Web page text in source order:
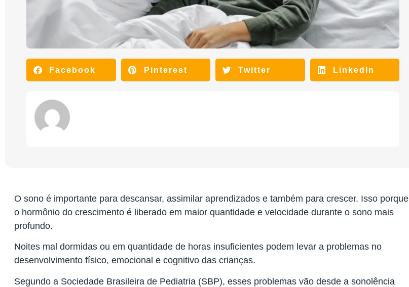
Facebook Pinterest Twitter LinkedIn
O sono é importante para descansar, assimilar aprendizados e também para crescer. Isso porque
o hormônio do crescimento é liberado em maior quantidade e velocidade durante o sono mais
profundo.
Noites mal dormidas ou em quantidade de horas insuficientes podem levar a problemas no
desenvolvimento físico, emocional e cognitivo das crianças.
Segundo a Sociedade Brasileira de Pediatria (SBP), esses problemas vão desde a sonolência